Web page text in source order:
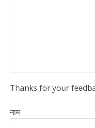
Thanks for your
नाम